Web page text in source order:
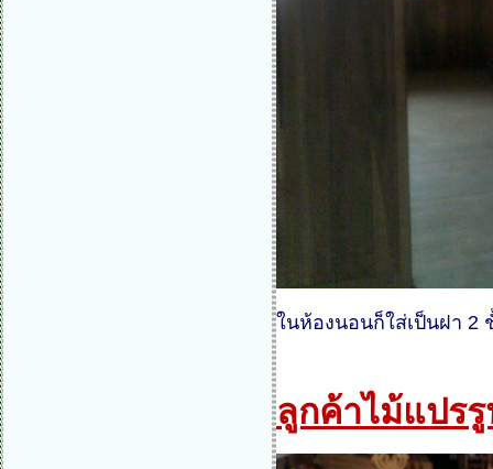
ในห้องนอนก็ใส่เป็นฝา 2
ลูกค้าไม้แปร